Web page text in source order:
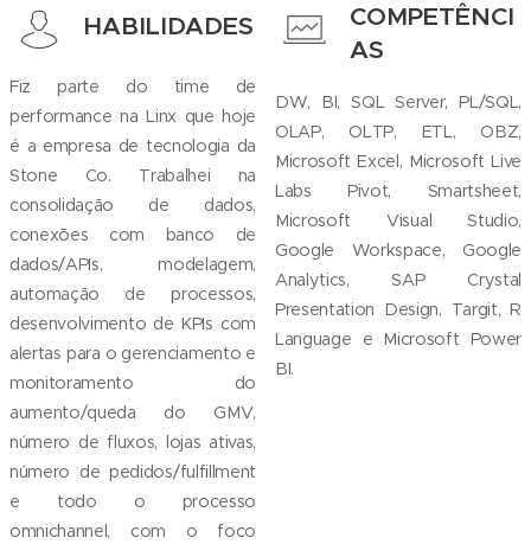
HABILIDADES
Fiz parte do time de
performance na Linx que hoje
é a empresa de tecnologia da
Stone Co. Trabalhei na
consolidação de dados,
conexões com banco de
dados/APIs, modelagem,
automação de processos,
desenvolvimento de KPIs com
alertas para o gerenciamento e
monitoramento do
aumento/queda do GMV,
número de fluxos, lojas ativas,
número de pedidos/fulfillment
e todo o processo
omnichannel, com o foco
COMPETÊNCI
AS
DW, BI, SQL Server, PL/SQL,
OLAP, OLTP, ETL, OBZ,
Microsoft Excel, Microsoft Live
Labs Pivot, Smartsheet,
Microsoft Visual Studio,
Google Workspace, Google
Analytics, SAP Crystal
Presentation Design, Targit, R
Language e Microsoft Power
BI.